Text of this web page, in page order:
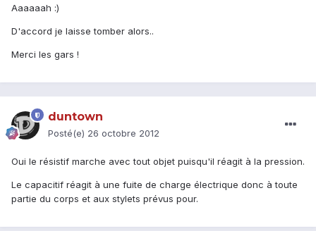
Aaaaaah :)
D'accord je laisse tomber alors..
Merci les gars !
duntown
Posté(e) 26 octobre 2012
Oui le résistif marche avec tout objet puisqu'il réagit à la pression.
Le capacitif réagit à une fuite de charge électrique donc à toute
partie du corps et aux stylets prévus pour.